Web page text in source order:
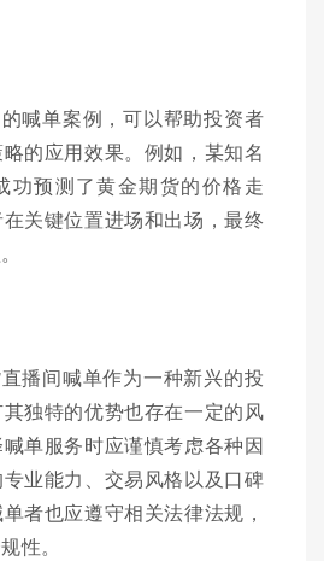
喊单案例，可以帮助投资者
的应用效果。例如，某知名
功预测了黄金期货的价格走
关键位置进场和出场，最终
播间喊单作为一种新兴的投
独特的优势也存在一定的风
单服务时应谨慎考虑各种因
业能力、交易风格以及口碑
者也应遵守相关法律法规，
性。